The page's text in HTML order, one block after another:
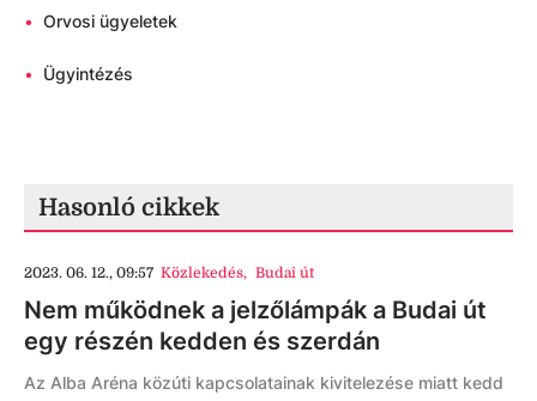
• Orvosi ügyeletek
• Ügyintézés
Hasonló cikkek
2023. 06. 12., 09:57 Közlekedés, Budai út
Nem működnek a jelzőlámpák a Budai út
egy részén kedden és szerdán
Az Alba Aréna közúti kapcsolatainak kivitelezése miatt kedd